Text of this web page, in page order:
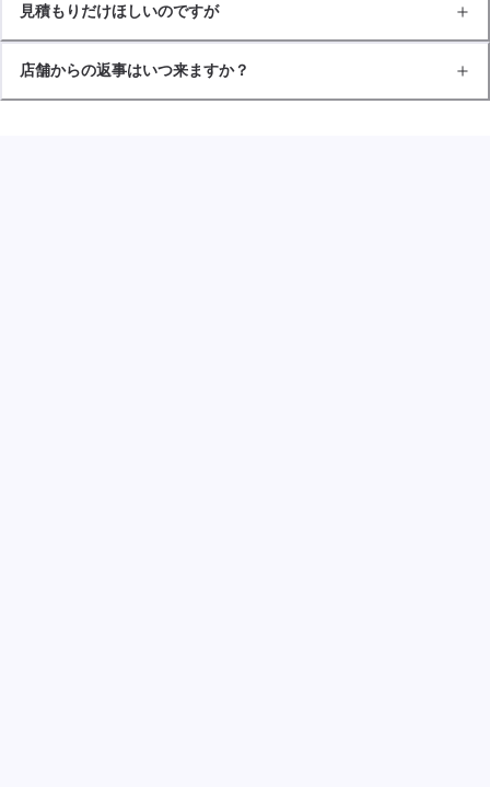
見積もりだけほしいのですが
店舗からの返事はいつ来ますか？